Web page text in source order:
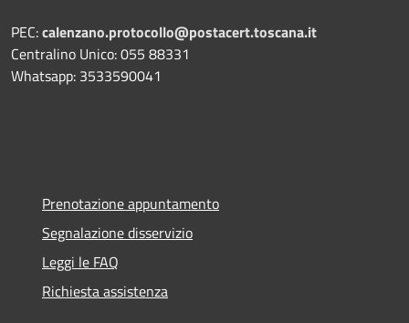
PEC:calenzano.protocollo@postacert.toscana.it
Centralino Unico: 055 88331
Whatsapp: 3533590041
Prenotazione appuntamento
Segnalazione disservizio
Leggi le FAQ
Richiesta assistenza